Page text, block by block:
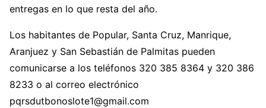
entregas en lo que resta del año.
Los habitantes de Popular, Santa Cruz, Manrique,
Aranjuez y San Sebastián de Palmitas pueden
comunicarse a los teléfonos 320 385 8364 y 320 386
8233 o al correo electrónico
pqrsdutbonoslote1@gmail.com